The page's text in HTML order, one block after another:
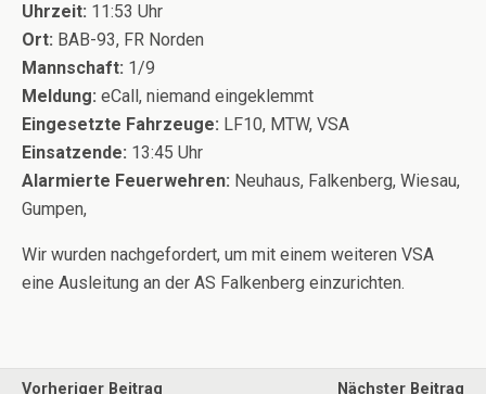
Uhrzeit: 11:53 Uhr
Ort: BAB-93, FR Norden
Mannschaft: 1/9
Meldung: eCall, niemand eingeklemmt
Eingesetzte Fahrzeuge: LF10, MTW, VSA
Einsatzende: 13:45 Uhr
Alarmierte Feuerwehren: Neuhaus, Falkenberg, Wiesau,
Gumpen,
Wir wurden nachgefordert, um mit einem weiteren VSA
eine Ausleitung an der AS Falkenberg einzurichten.
Vorheriger Beitrag
Nächster Beitrag